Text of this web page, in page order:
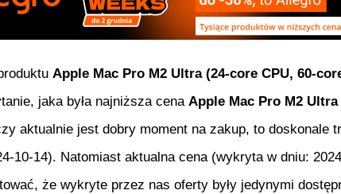
Apple Mac Pro M2 Ultra (24-core CPU, 60-
jaka była najniższa cena Apple Mac Pro M2 Ultra
aktualnie jest dobry moment na zakup, to doskonale
10-14). Natomiast aktualna cena (wykryta w dniu:
że wykryte przez nas oferty były jedynymi